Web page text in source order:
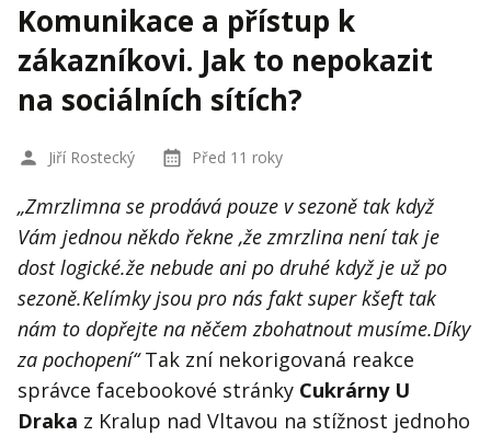
Podcasty
Solo
Akce
O mně
Přihlášení
Kontakt
Obchodní podmínky
Hledaná fráze Hledat
Komunikace a přístup k
zákazníkovi. Jak to nepokazit
na sociálních sítích?
Jiří Rostecký Před 11 roky
„Zmrzlimna se prodává pouze v sezoně tak když
Vám jednou někdo řekne ,že zmrzlina není tak je
dost logické.že nebude ani po druhé když je už po
sezoně.Kelímky jsou pro nás fakt super kšeft tak
nám to dopřejte na něčem zbohatnout musíme.Díky
za pochopení“Tak zní nekorigovaná reakce
správce facebookové stránky Cukrárny U
Draka z Kralup nad Vltavou na stížnost jednoho